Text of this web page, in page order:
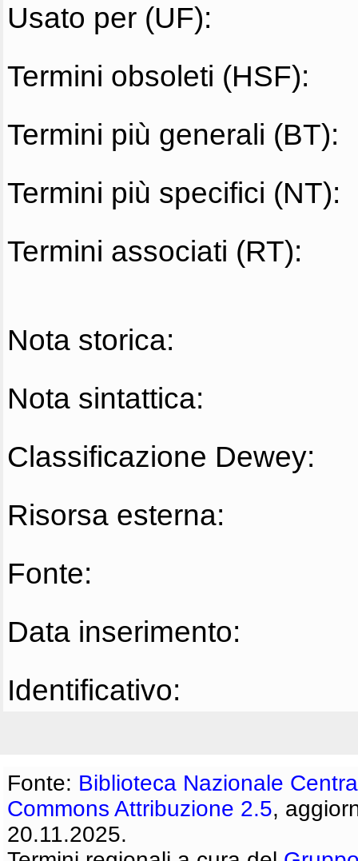
Usato per (UF):
Termini obsoleti (HSF):
Termini più generali (BT):
Termini più specifici (NT):
Termini associati (RT):
Nota storica:
Nota sintattica:
Classificazione Dewey:
Risorsa esterna:
Fonte:
Data inserimento:
Identificativo:
Fonte: Biblioteca Nazionale
Commons Attribuzione 2.5,
20.11.2025.